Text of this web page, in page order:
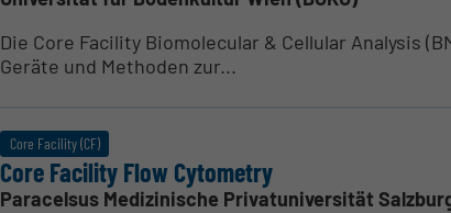
Die Core Facility Biomolecular & Cellular Analysis
Geräte und Methoden zur...
Core Facility (CF)
Core Facility Flow Cytometry
Paracelsus Medizinische Privatuniversität